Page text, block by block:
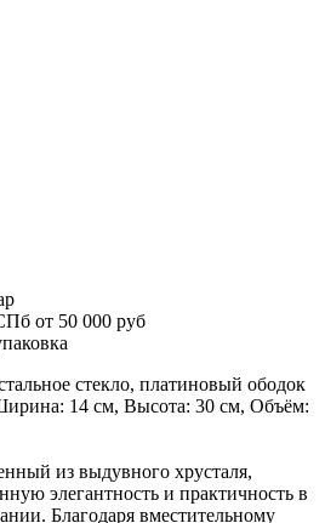
от 50 000 руб
стекло, платиновый ободок
14 см, Высота: 30 см, Объём:
из выдувного хрусталя,
элегантность и практичность в
Благодаря вместительному